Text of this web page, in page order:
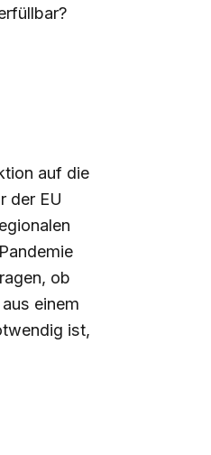
auf die
der EU
ob
einem
ist,